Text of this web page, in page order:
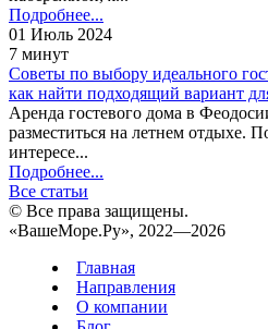
Подробнее...
01 Июль 2024
7 минут
Советы по выбору идеального
как найти подходящий вариант
Аренда гостевого дома в
разместиться на летнем отдыхе.
интересе...
Подробнее...
Все статьи
© Все права защищены.
«ВашеМоре.Ру», 2022—2026
Главная
Направления
О компании